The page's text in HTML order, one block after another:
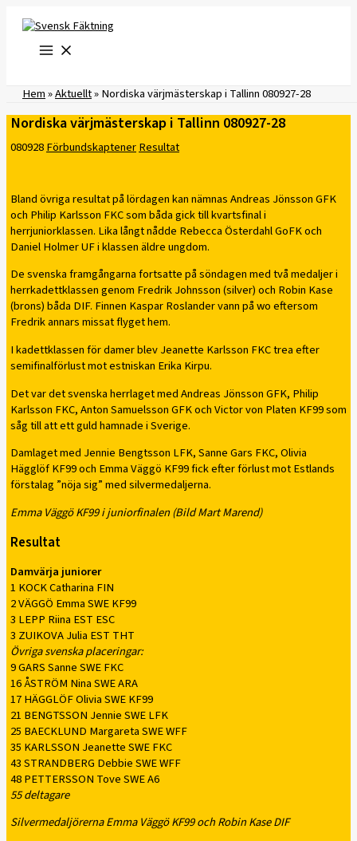
innehåll
Hem»Aktuellt»Nordiska värjmästerskap i Tallinn 080927-28
Nordiska värjmästerskap i Tallinn 080927-28
080928FörbundskaptenerResultat
Bland övriga resultat på lördagen kan nämnas Andreas Jönsson GFK
och Philip Karlsson FKC som båda gick till kvartsfinal i
herrjuniorklassen. Lika långt nådde Rebecca Österdahl GoFK och
Daniel Holmer UF i klassen äldre ungdom.
De svenska framgångarna fortsatte på söndagen med två medaljer i
herrkadettklassen genom Fredrik Johnsson (silver) och Robin Kase
(brons) båda DIF. Finnen Kaspar Roslander vann på wo eftersom
Fredrik annars missat flyget hem.
I kadettklassen för damer blev Jeanette Karlsson FKC trea efter
semifinalförlust mot estniskan Erika Kirpu.
Det var det svenska herrlaget med Andreas Jönsson GFK, Philip
Karlsson FKC, Anton Samuelsson GFK och Victor von Platen KF99 som
såg till att ett guld hamnade i Sverige.
Damlaget med Jennie Bengtsson LFK, Sanne Gars FKC, Olivia
Hägglöf KF99 och Emma Väggö KF99 fick efter förlust mot Estlands
förstalag ”nöja sig” med silvermedaljerna.
Emma Väggö KF99 i juniorfinalen (Bild Mart Marend)
Resultat
Damvärja juniorer
1 KOCK Catharina FIN
2 VÄGGÖ Emma SWE KF99
3 LEPP Riina EST ESC
3 ZUIKOVA Julia EST THT
Övriga svenska placeringar:
9 GARS Sanne SWE FKC
16 ÅSTRÖM Nina SWE ARA
17 HÄGGLÖF Olivia SWE KF99
21 BENGTSSON Jennie SWE LFK
25 BAECKLUND Margareta SWE WFF
35 KARLSSON Jeanette SWE FKC
43 STRANDBERG Debbie SWE WFF
48 PETTERSSON Tove SWE A6
55 deltagare
Silvermedaljörerna Emma Väggö KF99 och Robin Kase DIF